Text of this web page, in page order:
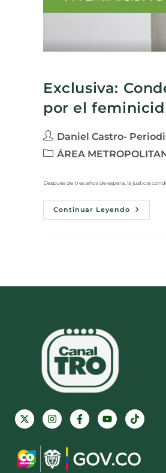
Exclusiva:
por el
Daniel Castro-
ÁREA
Después de tres años de espera, la justicia
Continuar Leyendo